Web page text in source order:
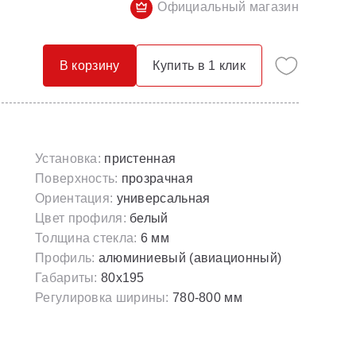
Опорные конструкции для ванн
Панели для ванн
Смесители с гигиеническим душем
Смесители скрытого монтажа
Официальный магазин
В корзину Купить в 1 клик
Установка: пристенная
Поверхность: прозрачная
Ориентация: универсальная
Цвет профиля: белый
Толщина стекла: 6 мм
Профиль: алюминиевый (авиационный)
Габариты: 80х195
Регулировка ширины: 780-800 мм